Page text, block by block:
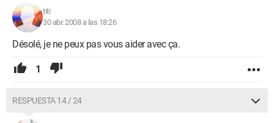
titi
30 abr. 2008 a las 18:26
Désolé, je ne peux pas vous aider avec ça.
1
RESPUESTA 14 / 24